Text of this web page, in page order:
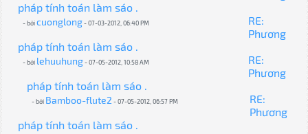
pháp tính toán làm sáo .
- bởicuonglong- 07-03-2012, 06:40 PM
RE:
Phương
pháp tính toán làm sáo .
- bởi lehuuhung- 07-05-2012, 10:58 AM
RE:
Phương
pháp tính toán làm sáo .
- bởi Bamboo-flute2 - 07-05-2012, 06:57 PM
RE:
Phương
pháp tính toán làm sáo .